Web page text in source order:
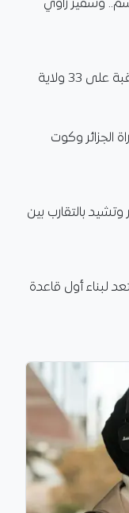
وسمير زاوي
33 ولاية
الجزائر وكوت
وتشيد بالتقارب بين
لبناء أول قاعدة